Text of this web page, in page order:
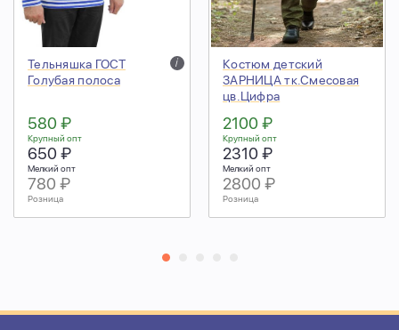
Тельняшка ГОСТ
Голубая полоса
i
580 ₽
Крупный опт
650 ₽
Мелкий опт
780 ₽
Розница
Костюм детский
ЗАРНИЦА тк.Смесовая
цв.Цифра
2100 ₽
Крупный опт
2310 ₽
Мелкий опт
2800 ₽
Розница